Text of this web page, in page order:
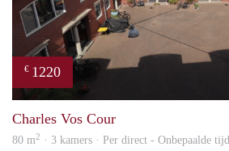
€ 1220
Charles Vos Cour
80 m2 · 3 kamers · Per direct - Onbepaalde tijd